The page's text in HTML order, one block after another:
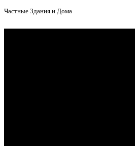
Частные Здания и Дома